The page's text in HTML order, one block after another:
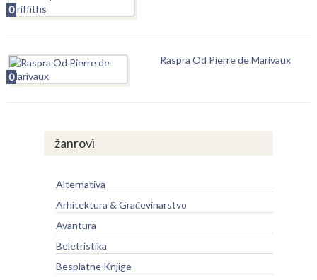
0
0
Raspra Od Pierre de Marivaux
žanrovi
Alternativa
Arhitektura & Građevinarstvo
Avantura
Beletristika
Besplatne Knjige